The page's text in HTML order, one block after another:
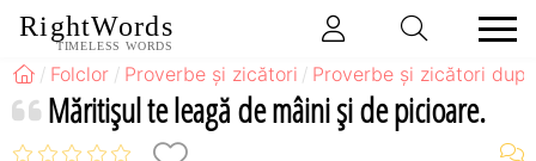
RightWords
TIMELESS WORDS
Folclor Proverbe și zicători Proverbe și zicători
Măritişul te leagă de mâini şi de picioare.